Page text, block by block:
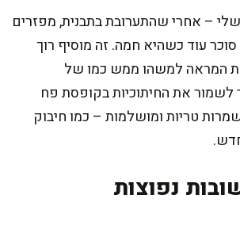
– אחרי שהתערובת בתבנית, מפזרים
עוד כשהיא חמה. זה מוסיף רוך
המראה למשהו ממש כמו של
לשמור את החיתוכיות בקופסת פח
טריות ומושלמות – כמו חיבוק
נפוצות